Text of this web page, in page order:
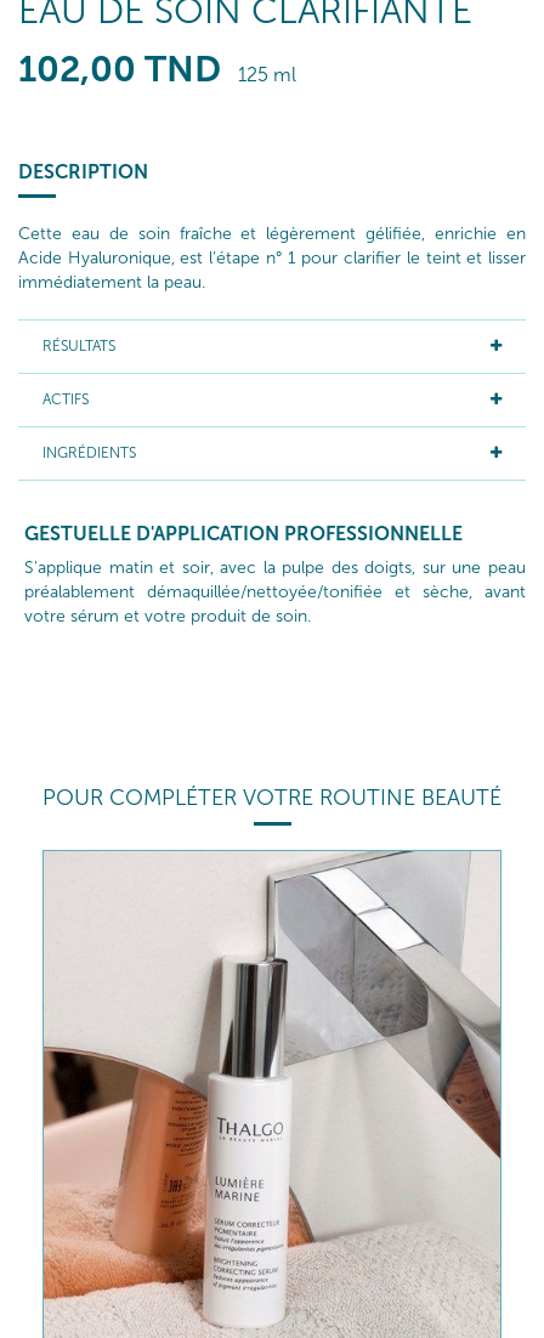
EAU DE SOIN CLARIFIANTE
102,00 TND 125 ml
DESCRIPTION
Cette eau de soin fraîche et légèrement gélifiée, enrichie en
Acide Hyaluronique, est l’étape n° 1 pour clarifier le teint et lisser
immédiatement la peau.
RÉSULTATS
ACTIFS
INGRÉDIENTS
GESTUELLE D'APPLICATION PROFESSIONNELLE
S'applique matin et soir, avec la pulpe des doigts, sur une peau
préalablement démaquillée/nettoyée/tonifiée et sèche, avant
votre sérum et votre produit de soin.
POUR COMPLÉTER VOTRE ROUTINE BEAUTÉ